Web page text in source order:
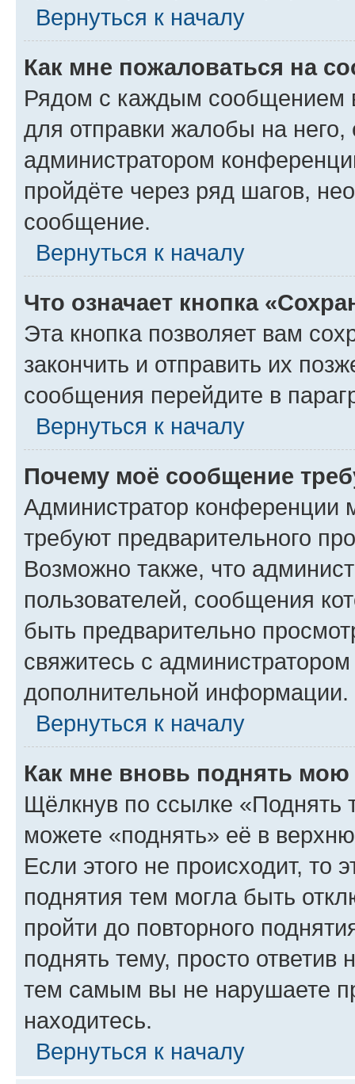
Вернуться к началу
Как мне пожаловаться на
Рядом с каждым сообщением
для отправки жалобы на
администратором
пройдёте через ряд шагов,
сообщение.
Вернуться к началу
Что означает кнопка
Эта кнопка позволяет вам
закончить и отправить их
сообщения перейдите в
Вернуться к началу
Почему моё сообщение
Администратор конференции
требуют предварительного
Возможно также, что
пользователей, сообщения
быть предварительно
свяжитесь с
дополнительной информации.
Вернуться к началу
Как мне вновь поднять мою
Щёлкнув по ссылке «Поднять
можете «поднять» её в
Если этого не происходит, то
поднятия тем могла быть
пройти до повторного
поднять тему, просто ответив
тем самым вы не нарушаете
находитесь.
Вернуться к началу